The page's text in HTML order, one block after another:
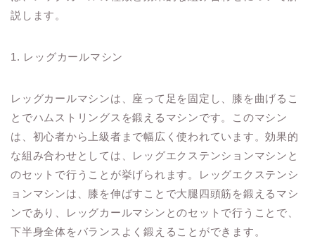
説します。
1. レッグカールマシン
レッグカールマシンは、座って足を固定し、膝を曲げるこ
とでハムストリングスを鍛えるマシンです。このマシン
は、初心者から上級者まで幅広く使われています。効果的
な組み合わせとしては、レッグエクステンションマシンと
のセットで行うことが挙げられます。レッグエクステンシ
ョンマシンは、膝を伸ばすことで大腿四頭筋を鍛えるマシ
ンであり、レッグカールマシンとのセットで行うことで、
下半身全体をバランスよく鍛えることができます。